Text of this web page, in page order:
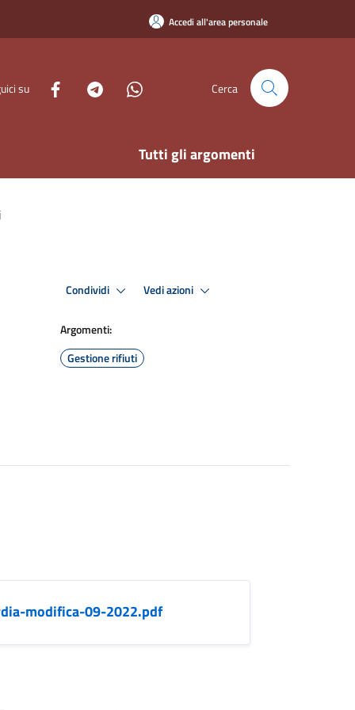
Accedi all'area personale
su Cerca
Tutti gli argomenti
Condividi Vedi azioni
Argomenti:
Gestione rifiuti
modifica-09-2022.pdf